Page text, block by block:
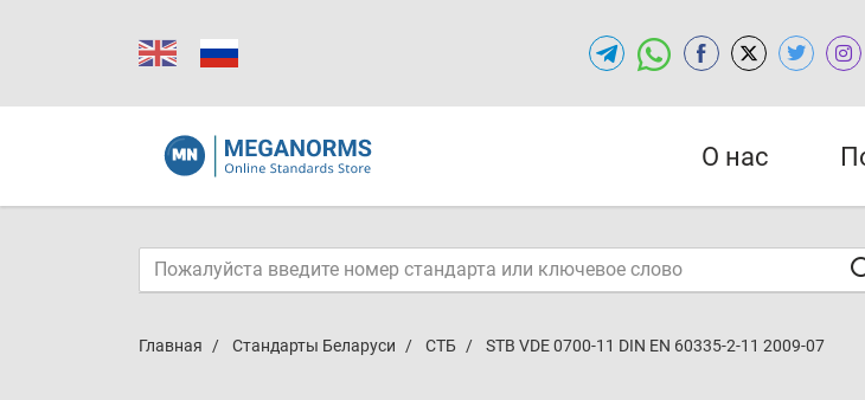
О нас
Главная Стандарты Беларуси СТБ STB VDE 0700-11 DIN EN 60335-2-11 2009-07